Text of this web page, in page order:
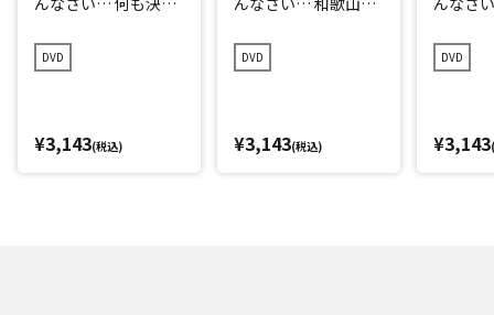
ミアム完全版
DVD
¥3,143(税込)
ョーへの旅 プレミア
ム完全版
DVD
¥3,143(税込)
編 プレ
DVD
¥3,143